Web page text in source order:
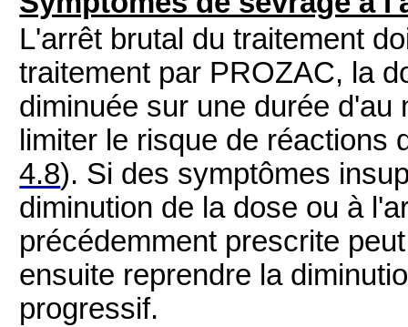
L'arrêt brutal du traitement
traitement par PROZAC, la
diminuée sur une durée
limiter le risque de réactions
4.8). Si des symptômes
diminution de la dose ou à
précédemment prescrite
ensuite reprendre la
progressif.